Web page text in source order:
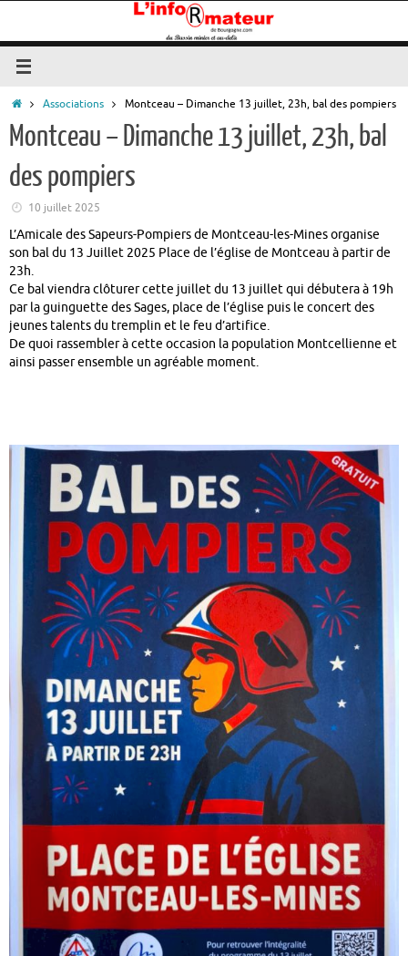
contenu
Accueil
Associations Montceau – Dimanche 13 juillet, 23h, bal des pompiers
Montceau – Dimanche 13 juillet, 23h, bal
des pompiers
10 juillet 2025
L’Amicale des Sapeurs-Pompiers de Montceau-les-Mines organise
son bal du 13 Juillet 2025 Place de l’église de Montceau à partir de
23h.
Ce bal viendra clôturer cette juillet du 13 juillet qui débutera à 19h
par la guinguette des Sages, place de l’église puis le concert des
jeunes talents du tremplin et le feu d’artifice.
De quoi rassembler à cette occasion la population Montcellienne et
ainsi passer ensemble un agréable moment.